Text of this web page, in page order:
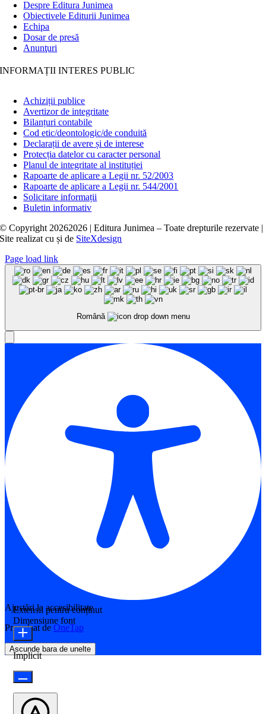
Despre Editura Junimea
Obiectivele Editurii Junimea
Echipa
Dosar de presă
Anunţuri
INFORMAȚII INTERES PUBLIC
Achiziții publice
Avertizor de integritate
Bilanțuri contabile
Cod etic/deontologic/de conduită
Declarații de avere și de interese
Protecția datelor cu caracter personal
Planul de integritate al instituției
Rapoarte de aplicare a Legii nr. 52/2003
Rapoarte de aplicare a Legii nr. 544/2001
Solicitare informații
Buletin informativ
© Copyright 20262026 | Editura Junimea – Toate drepturile rezervate |
Site realizat cușide SiteXdesign
Page load link
Română
Ajustări la accesibilitate
Propulsat de OneTap
Ascunde bara de unelte
Extensii pentru conținut
Dimensiune font
Implicit